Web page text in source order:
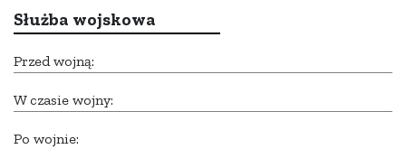
Służba wojskowa
Przed wojną:
W czasie wojny:
Po wojnie: